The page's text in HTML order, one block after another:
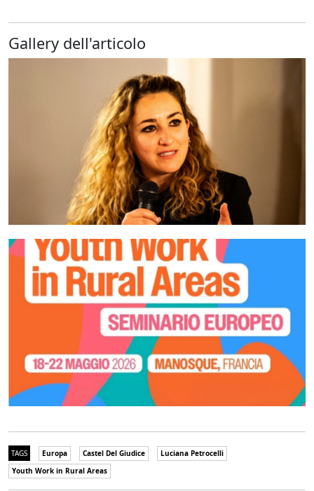
Gallery dell'articolo
TAGS Europa Castel Del Giudice
Luciana Petrocelli
Youth Work in Rural Areas